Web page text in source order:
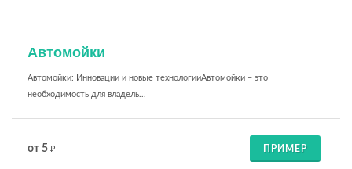
Автомойки
Автомойки: Инновации и новые технологииАвтомойки – это
необходимость для владель...
от 5 ₽ ПРИМЕР